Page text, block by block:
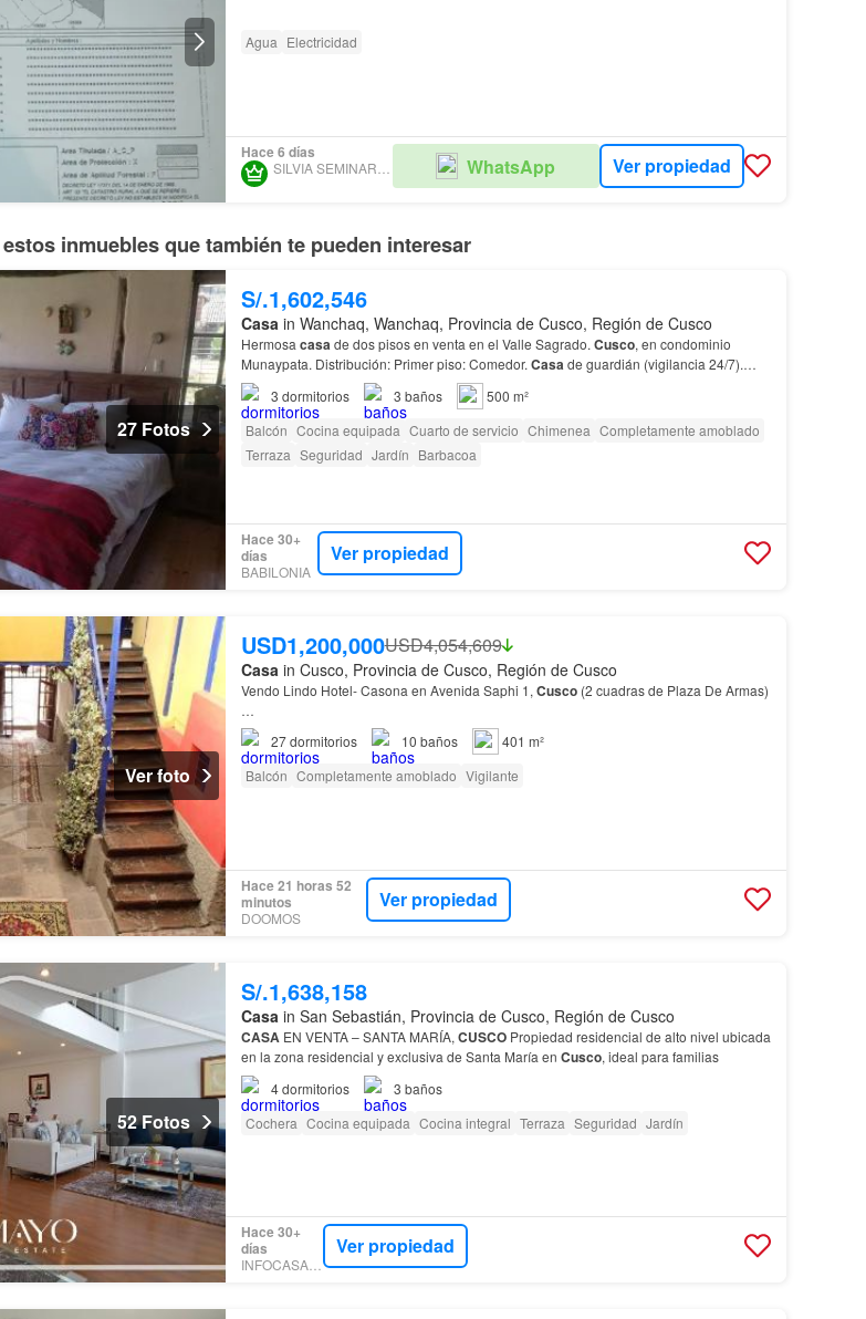
Agua Electricidad
Hace 6 días
SILVIA SEMINARIO (ANDECI) WhatsApp Ver propiedad
inmuebles que también te pueden interesar
27 Fotos
S/.1,602,546
Casa in Wanchaq, Wanchaq, Provincia de Cusco, Región de Cusco
Hermosa casade dos pisos en venta en el Valle Sagrado. Cusco, en condominio
Munaypata. Distribución: Primer piso: Comedor. Casade guardián (vigilancia 24/7).
Campanario…
3 dormitorios 3 baños
500 m²
Balcón Cocina equipada Cuarto de servicio Chimenea Completamente amoblado
Terraza Seguridad Jardín Barbacoa
Hace 30+
días
BABILONIA
Ver propiedad
Ver foto
USD1,200,000USD4,054,609
Casa in Cusco, Provincia de Cusco, Región de Cusco
Vendo Lindo Hotel- Casona en Avenida Saphi 1, Cusco(2 cuadras de Plaza De Armas)
…
27dormitorios 10 baños
401 m²
Balcón Completamente amoblado Vigilante
Hace 21 horas 52
minutos
DOOMOS
Ver propiedad
52 Fotos
S/.1,638,158
Casa in San Sebastián, Provincia de Cusco, Región de Cusco
CASA EN VENTA – SANTA MARÍA, CUSCOPropiedad residencial de alto nivel ubicada
en la zona residencial y exclusiva de Santa María en Cusco, ideal para familias
4dormitorios 3 baños
Cochera Cocina equipada Cocina integral Terraza Seguridad Jardín
Hace 30+
días
INFOCASAS.PE
Ver propiedad